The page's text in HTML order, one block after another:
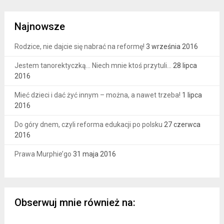
Najnowsze
Rodzice, nie dajcie się nabrać na reformę! 3 września 2016
Jestem tanorektyczką… Niech mnie ktoś przytuli…
28 lipca
2016
Mieć dzieci i dać żyć innym – można, a nawet trzeba! 1 lipca
2016
Do góry dnem, czyli reforma edukacji po polsku 27 czerwca
2016
Prawa Murphie’go 31 maja 2016
Obserwuj mnie również na: